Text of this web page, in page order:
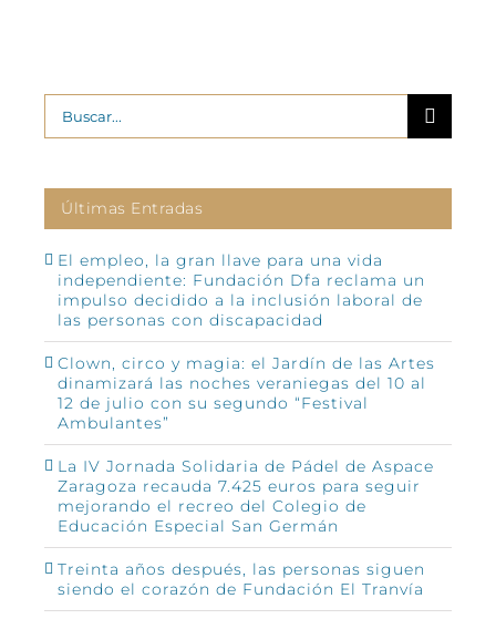
Buscar:
Últimas Entradas
El empleo, la gran llave para una vida
independiente: Fundación Dfa reclama un
impulso decidido a la inclusión laboral de
las personas con discapacidad
Clown, circo y magia: el Jardín de las Artes
dinamizará las noches veraniegas del 10 al
12 de julio con su segundo “Festival
Ambulantes”
La IV Jornada Solidaria de Pádel de Aspace
Zaragoza recauda 7.425 euros para seguir
mejorando el recreo del Colegio de
Educación Especial San Germán
Treinta años después, las personas siguen
siendo el corazón de Fundación El Tranvía